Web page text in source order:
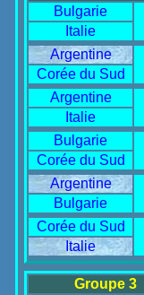
Bulgarie
Italie
Argentine
Corée du Sud
Argentine
Italie
Bulgarie
Corée du Sud
Argentine
Bulgarie
Corée du Sud
Italie
Groupe 3